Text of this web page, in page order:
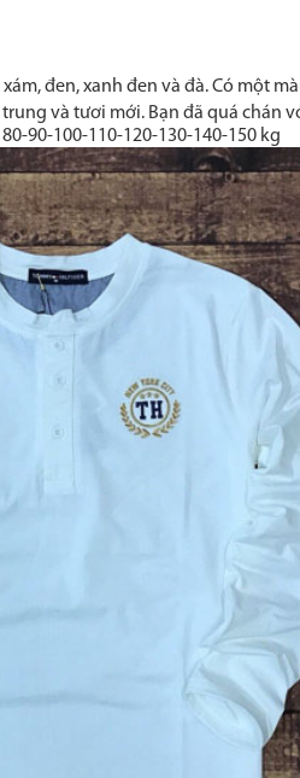
đen, xanh đen và đà. Có một
và tươi mới. Bạn đã quá
90-100-110-120-130-140-150 kg